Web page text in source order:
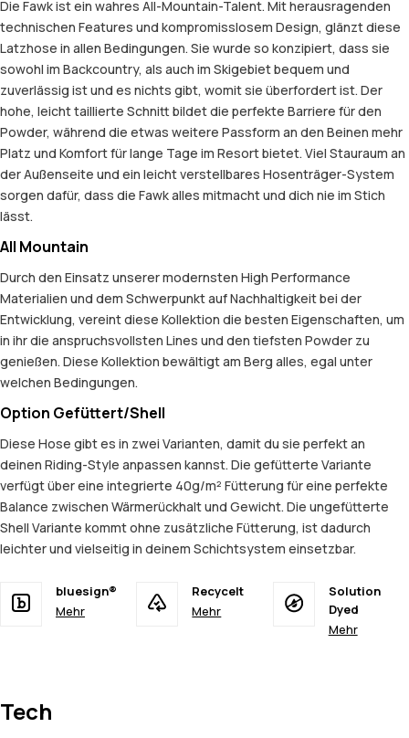
Die Fawk ist ein wahres All-Mountain-Talent. Mit herausragenden
technischen Features und kompromisslosem Design, glänzt diese
Latzhose in allen Bedingungen. Sie wurde so konzipiert, dass sie
sowohl im Backcountry, als auch im Skigebiet bequem und
zuverlässig ist und es nichts gibt, womit sie überfordert ist. Der
hohe, leicht taillierte Schnitt bildet die perfekte Barriere für den
Powder, während die etwas weitere Passform an den Beinen mehr
Platz und Komfort für lange Tage im Resort bietet. Viel Stauraum an
der Außenseite und ein leicht verstellbares Hosenträger-System
sorgen dafür, dass die Fawk alles mitmacht und dich nie im Stich
lässt.
All Mountain
Durch den Einsatz unserer modernsten High Performance
Materialien und dem Schwerpunkt auf Nachhaltigkeit bei der
Entwicklung, vereint diese Kollektion die besten Eigenschaften, um
in ihr die anspruchsvollsten Lines und den tiefsten Powder zu
genießen. Diese Kollektion bewältigt am Berg alles, egal unter
welchen Bedingungen.
Option Gefüttert/Shell
Diese Hose gibt es in zwei Varianten, damit du sie perfekt an
deinen Riding-Style anpassen kannst. Die gefütterte Variante
verfügt über eine integrierte 40g/m² Fütterung für eine perfekte
Balance zwischen Wärmerückhalt und Gewicht. Die ungefütterte
Shell Variante kommt ohne zusätzliche Fütterung, ist dadurch
leichter und vielseitig in deinem Schichtsystem einsetzbar.
bluesign®
Mehr
Recycelt
Mehr
Solution
Dyed
Mehr
Tech